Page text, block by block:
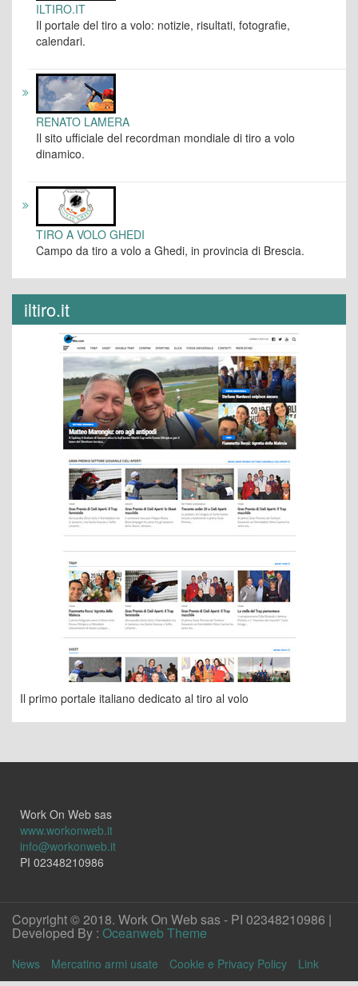
ILTIRO.IT
Il portale del tiro a volo: notizie, risultati, fotografie,
calendari.
RENATO LAMERA
Il sito ufficiale del recordman mondiale di tiro a volo
dinamico.
TIRO A VOLO GHEDI
Campo da tiro a volo a Ghedi, in provincia di Brescia.
iltiro.it
Il primo portale italiano dedicato al tiro al volo
Work On Web sas
www.workonweb.it
info@workonweb.it
PI 02348210986
Copyright © 2018. Work On Web sas - PI 02348210986 |
Developed By : Oceanweb Theme
News Mercatino armi usate Cookie e Privacy Policy Link